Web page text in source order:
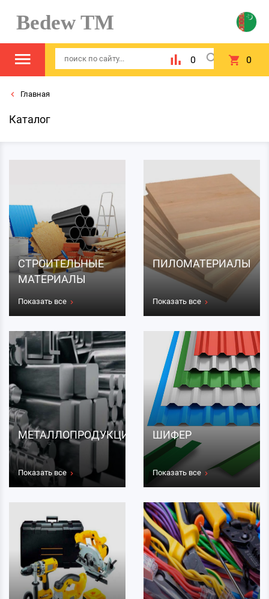
Bedew TM
0 0
Главная
Каталог
СТРОИТЕЛЬНЫЕ
МАТЕРИАЛЫ
Показать все
ПИЛОМАТЕРИАЛЫ
Показать все
МЕТАЛЛОПРОДУКЦИЯ
Показать все
ШИФЕР
Показать все